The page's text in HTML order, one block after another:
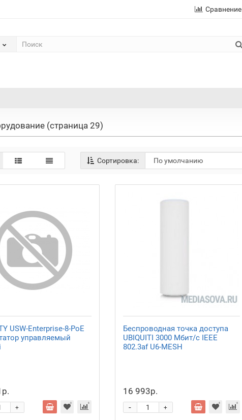
Сравнение
(страница 29)
Сортировка:
USW-Enterprise-8-PoE
управляемый
+
Беспроводная точка доступа
UBIQUITI 3000 Мбит/с IEEE
802.3af U6-MESH
16 993р.
+
-